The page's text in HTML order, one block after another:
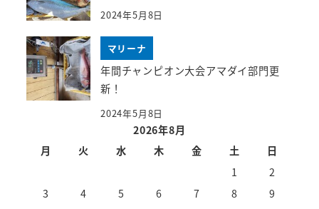
2024年5月8日
マリーナ
年間チャンピオン大会アマダイ部門更
新！
2024年5月8日
2026年8月
月
火 水 木 金 土
日
1
2
3
4 5 6 7 8
9